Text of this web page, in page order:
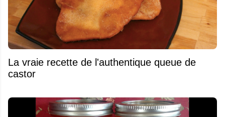
La vraie recette de l'authentique queue de
castor